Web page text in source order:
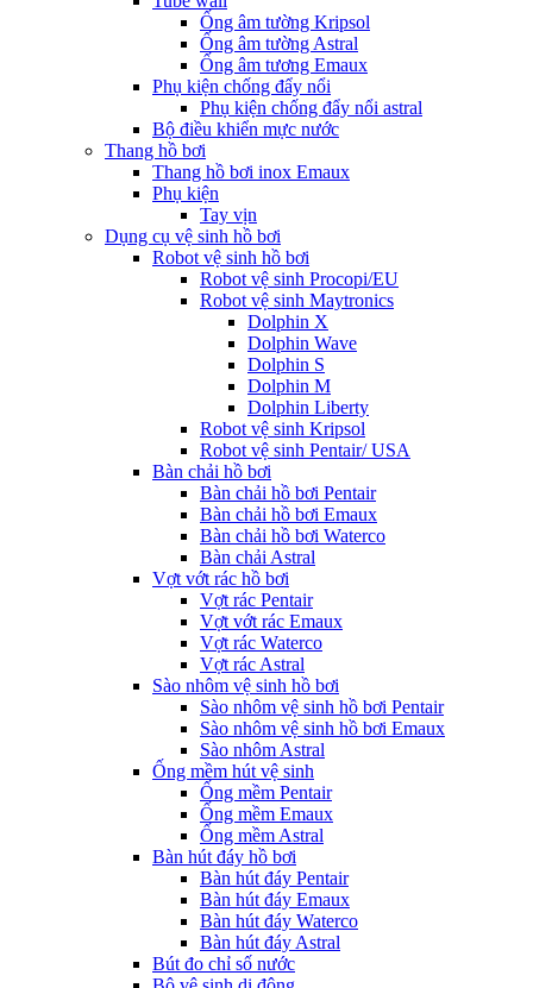
Ống âm tường Kripsol
Ống âm tường Astral
Ống âm tương Emaux
Phụ kiện chống đẩy nổi
Phụ kiện chống đẩy nổi astral
Bộ điều khiển mực nước
Thang hồ bơi
Thang hồ bơi inox Emaux
Phụ kiện
Tay vịn
Dụng cụ vệ sinh hồ bơi
Robot vệ sinh hồ bơi
Robot vệ sinh Procopi/EU
Robot vệ sinh Maytronics
Dolphin X
Dolphin Wave
Dolphin S
Dolphin M
Dolphin Liberty
Robot vệ sinh Kripsol
Robot vệ sinh Pentair/ USA
Bàn chải hồ bơi
Bàn chải hồ bơi Pentair
Bàn chải hồ bơi Emaux
Bàn chải hồ bơi Waterco
Bàn chải Astral
Vợt vớt rác hồ bơi
Vợt rác Pentair
Vợt vớt rác Emaux
Vợt rác Waterco
Vợt rác Astral
Sào nhôm vệ sinh hồ bơi
Sào nhôm vệ sinh hồ bơi Pentair
Sào nhôm vệ sinh hồ bơi Emaux
Sào nhôm Astral
Ống mềm hút vệ sinh
Ống mềm Pentair
Ống mềm Emaux
Ống mềm Astral
Bàn hút đáy hồ bơi
Bàn hút đáy Pentair
Bàn hút đáy Emaux
Bàn hút đáy Waterco
Bàn hút đáy Astral
Bút đo chỉ số nước